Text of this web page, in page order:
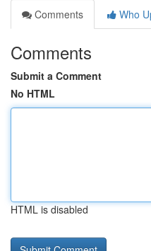
Comments
Who
Comments
Submit a Comment
No HTML
HTML is disabled